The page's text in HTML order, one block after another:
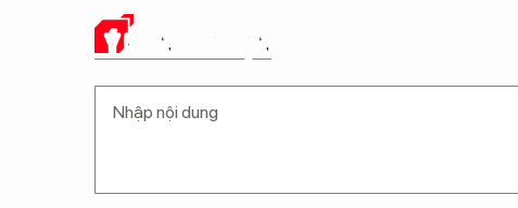
Ý KIẾN CỦA BẠN